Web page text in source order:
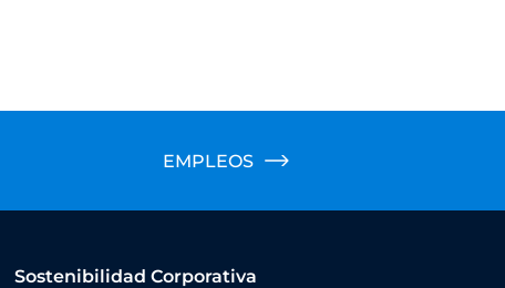
EMPLEOS
Sostenibilidad Corporativa